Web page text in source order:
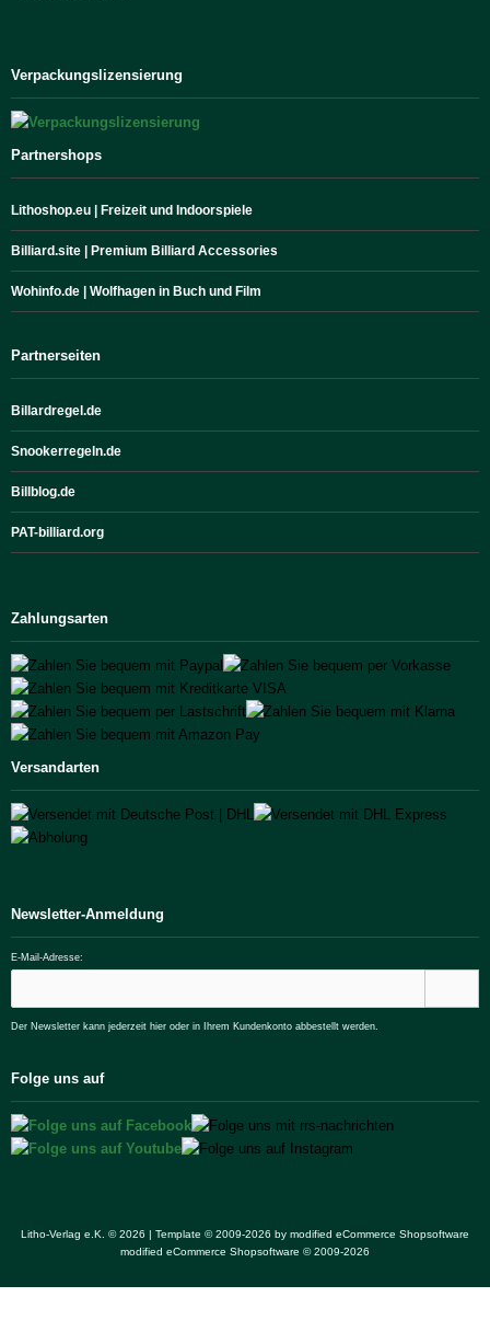
Verpackungslizensierung
Partnershops
Lithoshop.eu | Freizeit und Indoorspiele
Billiard.site | Premium Billiard Accessories
Wohinfo.de | Wolfhagen in Buch und Film
Partnerseiten
Billardregel.de
Snookerregeln.de
Billblog.de
PAT-billiard.org
Zahlungsarten
Versandarten
Newsletter-Anmeldung
E-Mail-Adresse:
Der Newsletter kann jederzeit hier oder in Ihrem Kundenkonto abbestellt werden.
Folge uns auf
Litho-Verlag e.K. © 2026 | Template © 2009-2026 by modified eCommerce Shopsoftware
modified eCommerce Shopsoftware © 2009-2026